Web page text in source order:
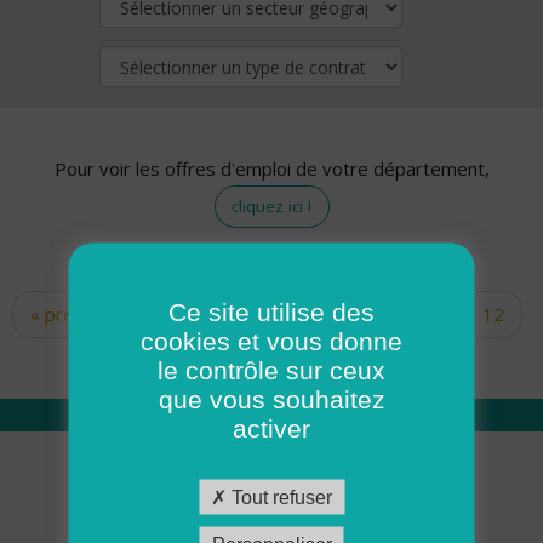
Pour voir les offres d'emploi de votre département,
cliquez ici !
Pages
« premier ‹ précédent … 10
12
14 15 16 17
Qui sommes nous
Académie ADMR
Ce site utilise des
cookies et vous donne
le contrôle sur ceux
que vous souhaitez
activer
Tout refuser